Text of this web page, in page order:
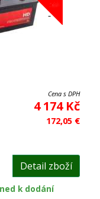
Cena s DPH
4 174 Kč
172,05 €
Detail zboží
k dodání